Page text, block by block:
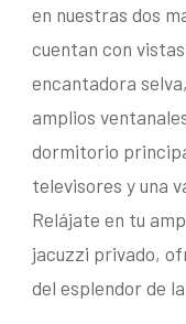
en nuestras dos
cuentan con
encantadora
amplios
dormitorio
televisores y una
Relájate en tu
jacuzzi privado,
del esplendor de